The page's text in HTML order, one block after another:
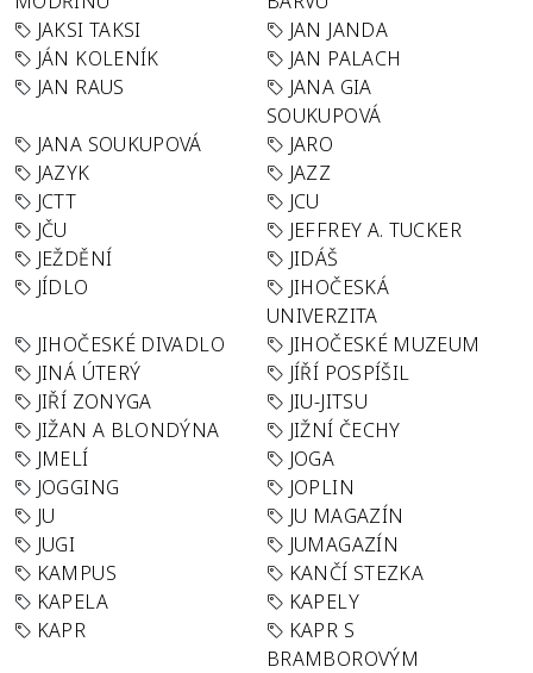
JAKSI TAKSI
JAN JANDA
JÁN KOLENÍK
JAN PALACH
JAN RAUS
JANA GIA
SOUKUPOVÁ
JANA SOUKUPOVÁ
JARO
JAZYK
JAZZ
JCTT
JCU
JČU
JEFFREY A. TUCKER
JEŽDĚNÍ
JIDÁŠ
JÍDLO
JIHOČESKÁ
UNIVERZITA
JIHOČESKÉ DIVADLO
JIHOČESKÉ MUZEUM
JINÁ ÚTERÝ
JÍŘÍ POSPÍŠIL
JIŘÍ ZONYGA
JIU-JITSU
JIŽAN A BLONDÝNA
JIŽNÍ ČECHY
JMELÍ
JOGA
JOGGING
JOPLIN
JU
JU MAGAZÍN
JUGI
JUMAGAZÍN
KAMPUS
KANČÍ STEZKA
KAPELA
KAPELY
KAPR
KAPR S
BRAMBOROVÝM